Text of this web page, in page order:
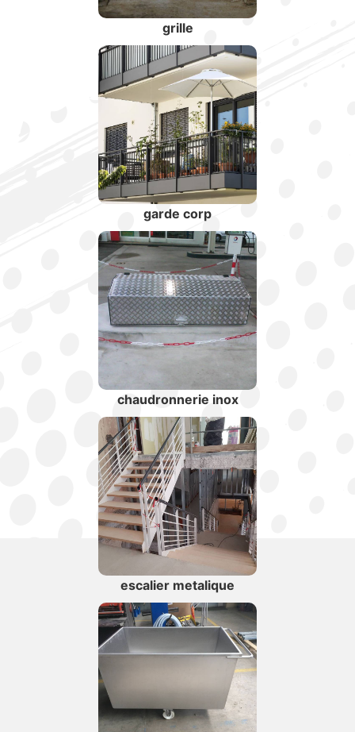
grille
garde corp
chaudronnerie inox
escalier metalique